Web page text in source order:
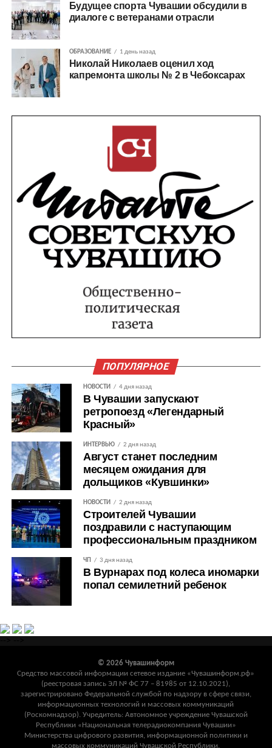
Будущее спорта Чувашии обсудили в
диалоге с ветеранами отрасли
ОБРАЗОВАНИЕ 1 день назад
Николай Николаев оценил ход
капремонта школы № 2 в Чебоксарах
ПОПУЛЯРНОЕ
НОВОСТИ 4 дня назад
В Чувашии запускают
ретропоезд «Легендарный
Красный»
ИНТЕРВЬЮ 2 дня назад
Август станет последним
месяцем ожидания для
дольщиков «Кувшинки»
НОВОСТИ 2 дня назад
Строителей Чувашии
поздравили с наступающим
профессиональным праздником
ЧП 3 дня назад
В Вурнарах под колеса иномарки
попал семилетний ребенок
© 2026 Чувашинформ
Средство массовой информации сетевое издание «Чувашинформ.рф»
(реестровая запись ЭЛ № ФС 77 – 81985 от 12.10.2021),
зарегистрировано Федеральной службой по надзору в сфере связи,
информационных технологий и массовых коммуникаций
(Роскомнадзор). Учредитель: Автономное учреждение Чувашской
Республики «Национальная телерадиокомпания Чувашии»
Министерства цифрового развития, информационной политики и
массовых коммуникаций Чувашской Республики.